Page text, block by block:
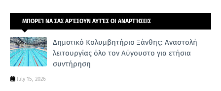
ΜΠΟΡΕΊ ΝΑ ΣΑΣ ΑΡΈΣΟΥΝ ΑΥΤΈΣ ΟΙ ΑΝΑΡΤΉΣΕΙΣ
Δημοτικό Κολυμβητήριο Ξάνθης: Αναστολή
λειτουργίας όλο τον Αύγουστο για ετήσια
συντήρηση
July 15, 2026